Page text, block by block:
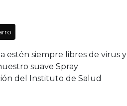
estén siempre libres de virus y
suave Spray
del Instituto de Salud